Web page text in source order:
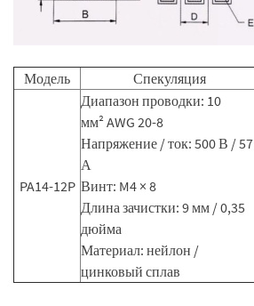
Модель Спекуляция
PA14-12P
Диапазон проводки: 10
мм² AWG 20-8
Напряжение / ток: 500 В / 57
А
Винт: M4 × 8
Длина зачистки: 9 мм / 0,35
дюйма
Материал: нейлон /
цинковый сплав